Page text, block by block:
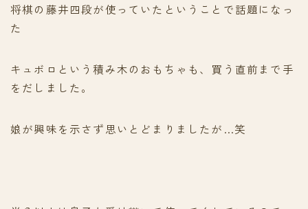
将棋の藤井四段が使っていたということで話題になっ
た
キュボロという積み木のおもちゃも、買う直前まで手
をだしました。
娘が興味を示さず思いとどまりましたが…笑